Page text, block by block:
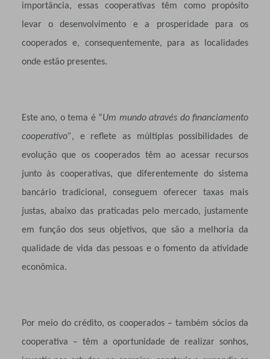
importância, essas cooperativas têm como propósito
levar o desenvolvimento e a prosperidade para os
cooperados e, consequentemente, para as localidades
onde estão presentes.
Este ano, o tema é “Um mundo através do financiamento
cooperativo”, e reflete as múltiplas possibilidades de
evolução que os cooperados têm ao acessar recursos
junto às cooperativas, que diferentemente do sistema
bancário tradicional, conseguem oferecer taxas mais
justas, abaixo das praticadas pelo mercado, justamente
em função dos seus objetivos, que são a melhoria da
qualidade de vida das pessoas e o fomento da atividade
econômica.
Por meio do crédito, os cooperados – também sócios da
cooperativa – têm a oportunidade de realizar sonhos,